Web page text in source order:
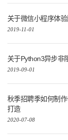
关于微信小程序体
2019-11-01
关于Python3异步非
2019-09-01
秋季招聘季如何制
打造
2020-07-08